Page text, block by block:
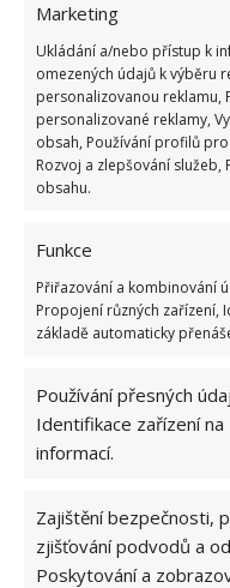
Marketing
Ukládání a/nebo přístup k
omezených údajů k výběru
personalizovanou reklamu,
personalizované reklamy,
obsah, Používání profilů
Rozvoj a zlepšování služeb,
obsahu.
Funkce
Přiřazování a kombinování
Propojení různých zařízení,
základě automaticky
Používání přesných
Identifikace zařízení na
informací.
Zajištění bezpečnosti,
zjišťování podvodů a
Poskytování a
OBLÍBENÉ ČLÁNKY
Pokuta až
nesekání
1.6.2026
Kvíz na
Kdo je
12.5.2026
dobrý
23.6.2026
socialismu:
bodů
6.5.2026